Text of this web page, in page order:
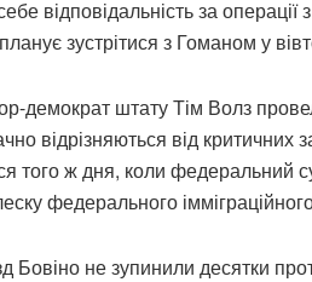
відповідальність за
зустрітися з Гоманом у
демократ штату Тім Волз
відрізняються від
того ж дня, коли федеральний
федерального
Бовіно не зупинили десятки